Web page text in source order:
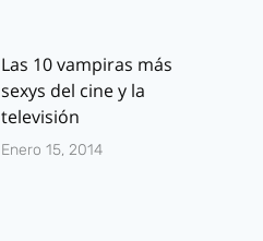
Las 10 vampiras más
sexys del cine y la
televisión
Enero 15, 2014